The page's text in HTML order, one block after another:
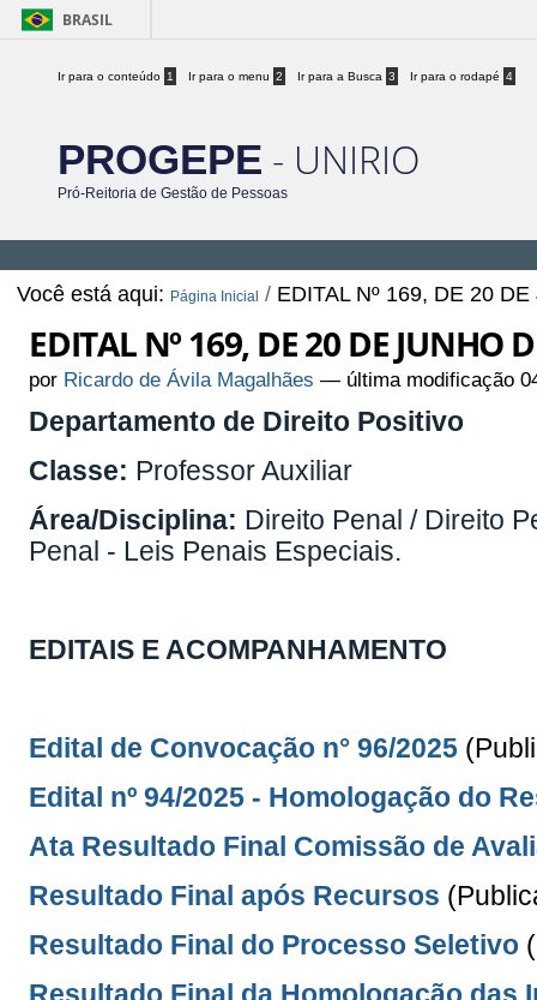
BRASIL
Ir para o conteúdo 1 Ir para o menu 2 Ir para a Busca 3 Ir para o rodapé 4
PROGEPE - UNIRIO
Pró-Reitoria de Gestão de Pessoas
Você está aqui: Página Inicial / EDITAL Nº 169, DE 20
EDITAL Nº 169, DE 20 DE JUNHO
por Ricardo de Ávila Magalhães — última modificação
Departamento de Direito Positivo
Classe: Professor Auxiliar
Área/Disciplina: Direito Penal / Direito
Penal - Leis Penais Especiais.
EDITAIS E ACOMPANHAMENTO
Edital de Convocação n° 96/2025
Edital nº 94/2025 - Homologação do
Ata Resultado Final Comissão de
Resultado Final após Recursos
Resultado Final do Processo Seletivo